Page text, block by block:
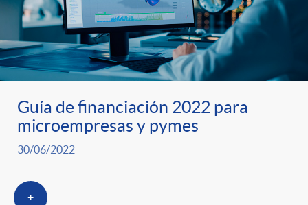
Guía de financiación 2022 para
microempresas y pymes
30/06/2022
+